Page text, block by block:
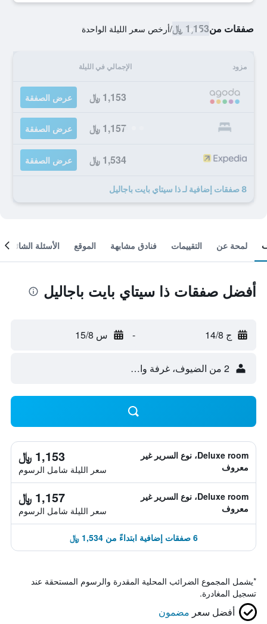
صفقات من1,153 ﷼ /أرخص سعر الليلة الواحدة
مزود الإجمالي في الليلة
1,153 ﷼ عرض الصفقة
1,157 ﷼ عرض الصفقة
1,534 ﷼ عرض الصفقة
8 صفقات إضافية لـ ذا سيتاي بايت باجاليل
لمحة عن التقييمات فنادق مشابهة الموقع الأسئلة الشائعة
أفضل صفقات ذا سيتاي بايت باجاليل
ج 14/8 - س 15/8
2 من الضيوف، غرفة واحدة
Deluxe room، نوع السرير غير
معروف
1,153 ﷼
سعر الليلة شامل الرسوم
Deluxe room، نوع السرير غير
معروف
1,157 ﷼
سعر الليلة شامل الرسوم
6 صفقات إضافية ابتداءً من 1,534 ﷼
*يشمل المجموع الضرائب المحلية المقدرة والرسوم المستحقة عند
تسجيل المغادرة.
أفضل سعر مضمون